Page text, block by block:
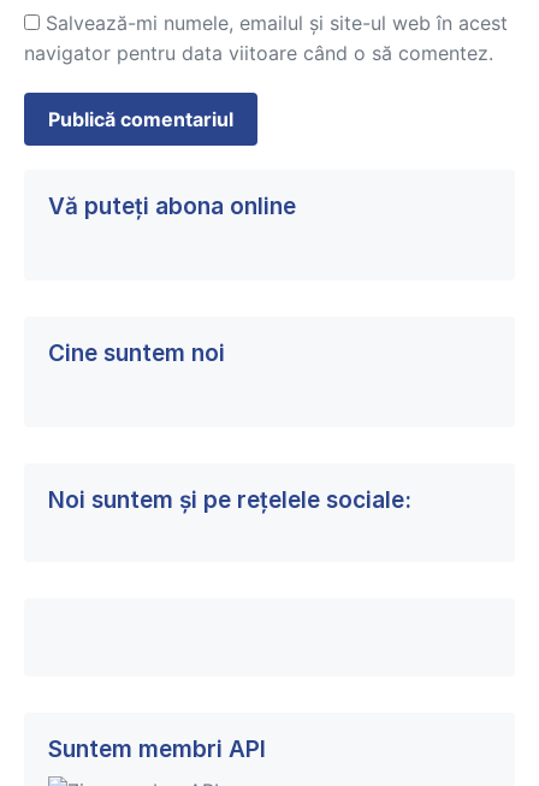
Salvează-mi numele, emailul și site-ul web în acest
navigator pentru data viitoare când o să comentez.
Vă puteți abona online
Cine suntem noi
Noi suntem și pe rețelele sociale:
Suntem membri API